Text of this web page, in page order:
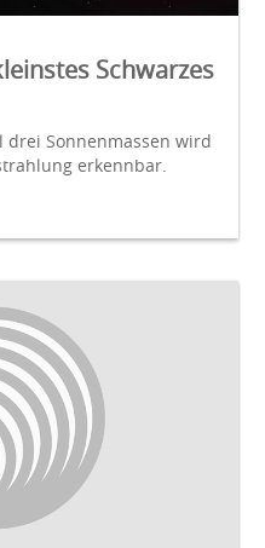
Schwarzes
drei Sonnenmassen wird
erkennbar.